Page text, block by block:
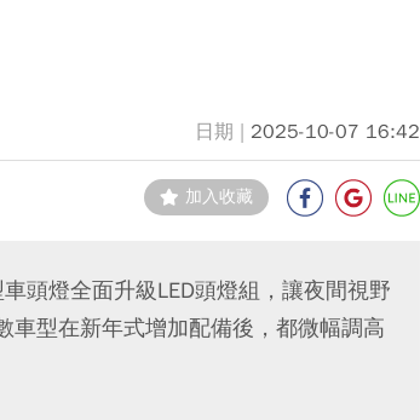
2025-10-07 16:42
加入收藏
頭燈全面升級LED頭燈組，讓夜間視野
車型在新年式增加配備後，都微幅調高